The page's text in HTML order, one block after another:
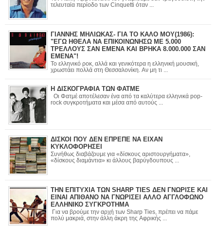
τελευταία περίοδο των Cinquetti όταν ...
ΓΙΑΝΝΗΣ ΜΗΛΙΩΚΑΣ- ΓΙΑ ΤΟ ΚΑΛΟ ΜΟΥ(1986):
"ΕΓΩ ΗΘΕΛΑ ΝΑ ΕΠΙΚΟΙΝΩΝΗΣΩ ΜΕ 5.000
ΤΡΕΛΛΟΥΣ ΣΑΝ ΕΜΕΝΑ ΚΑΙ ΒΡΗΚΑ 8.000.000 ΣΑΝ
ΕΜΕΝΑ"!
Το ελληνικό ροκ, αλλά και γενικότερα η ελληνική μουσική,
χρωστάει πολλά στη Θεσσαλονίκη. Αν μη τι ...
Η ΔΙΣΚΟΓΡΑΦΙΑ ΤΩΝ ΦΑΤΜΕ
Οι Φατμέ αποτέλεσαν ένα από τα καλύτερα ελληνικά pop-
rock συγκροτήματα και μέσα από αυτούς ...
ΔΙΣΚΟΙ ΠΟΥ ΔΕΝ ΕΠΡΕΠΕ ΝΑ ΕΙΧΑΝ
ΚΥΚΛΟΦΟΡΗΣΕΙ
Συνήθως διαβάζουμε για «δίσκους αριστουργήματα»,
«δίσκους διαμάντια» κι άλλους βαρύγδουπους ...
ΤΗΝ ΕΠΙΤΥΧΙΑ ΤΩΝ SHARP TIES ΔΕΝ ΓΝΩΡΙΣΕ ΚΑΙ
ΕΙΝΑΙ ΑΠΙΘΑΝΟ ΝΑ ΓΝΩΡΙΣΕΙ ΑΛΛΟ ΑΓΓΛΟΦΩΝΟ
ΕΛΛΗΝΙΚΟ ΣΥΓΚΡΟΤΗΜΑ
Για να βρούμε την αρχή των Sharp Ties, πρέπει να πάμε
πολύ μακριά, στην άλλη άκρη της Αφρικής ...